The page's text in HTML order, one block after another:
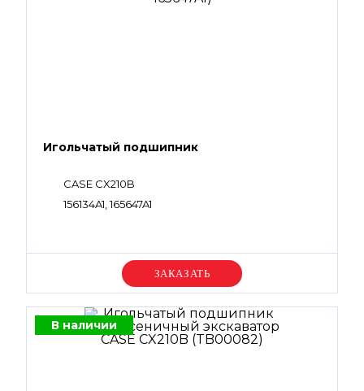
Игольчатый подшипник
CASE CX210B
156134A1, 165647A1
Уточняйте цену
В наличии